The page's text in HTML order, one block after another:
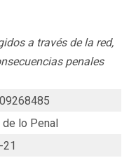
a través de la red,
penales
lo Penal